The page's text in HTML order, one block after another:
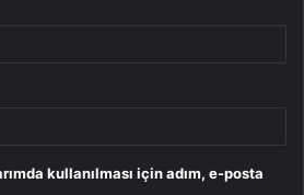
kullanılması için adım, e-posta